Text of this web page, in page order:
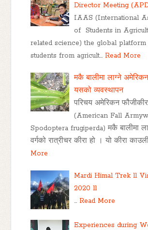
Director Meeting
IAAS (International
of Students in
related science) the global
students from agricult… Read More
मकै बालीमा लाग्ने
यसको व्यवस्थापन
परिचय अमेरिकन
(American Fall
Spodoptera frugiperda) मकै बालीमा
वर्गको रात्रीचर कीरा हो । यो कीरा
More
Mardi Himal Trek ll
2020 ll
… Read More
Experiences during